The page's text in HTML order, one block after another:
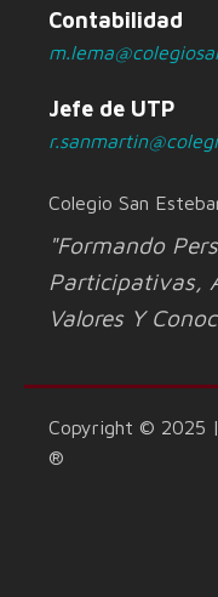
Contabilidad
Jefe de UTP
Colegio San
"Formando
Participativas,
Valores Y
Copyright © 2025 |
®